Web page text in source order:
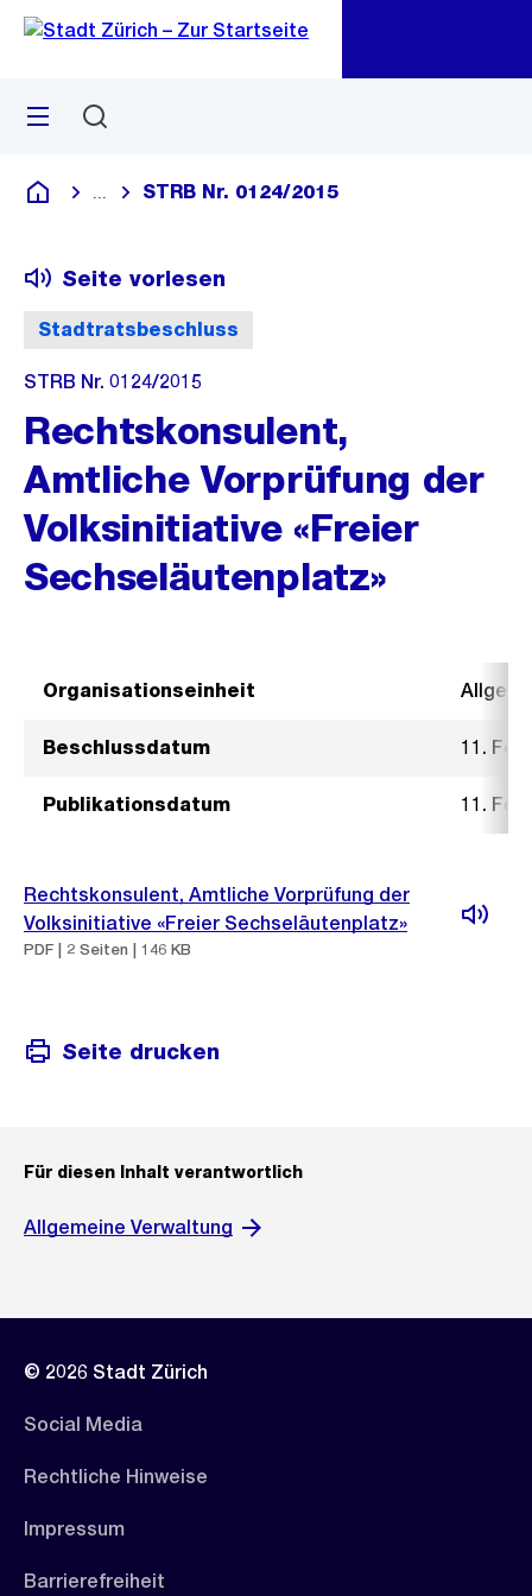
Navigation
Sprunglink
Menü
Deutsch
Blende alle Breadcrumbs ein
STRB Nr. 0124/2015
Stadtratsbeschluss
Seite vorlesen
STRB Nr. 0124/2015
Rechtskonsulent,
Amtliche Vorprüfung der
Volksinitiative «Freier
Sechseläutenplatz»
Organisationseinheit
Beschlussdatum 11.
Publikationsdatum 11.
Rechtskonsulent, Amtliche Vorprüfung der
Volksinitiative «Freier Sechseläutenplatz»
PDF | 2 Seiten | 146 KB
Seite drucken
Für diesen Inhalt verantwortlich
Allgemeine Verwaltung
© 2026 Stadt Zürich
Social Media
Rechtliche Hinweise
Impressum
Barrierefreiheit